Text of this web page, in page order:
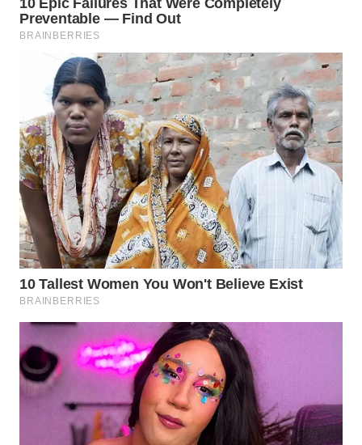
WN
PADANG
WN
SUMEDANG
WN
CIANJUR
WN
KEPULAUAN
SERIBU
WN
TANGERANG
WN
BINJAI
WN
CIREBON